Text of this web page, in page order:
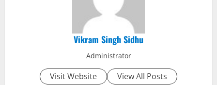
Vikram Singh Sidhu
Administrator
Visit Website View All Posts